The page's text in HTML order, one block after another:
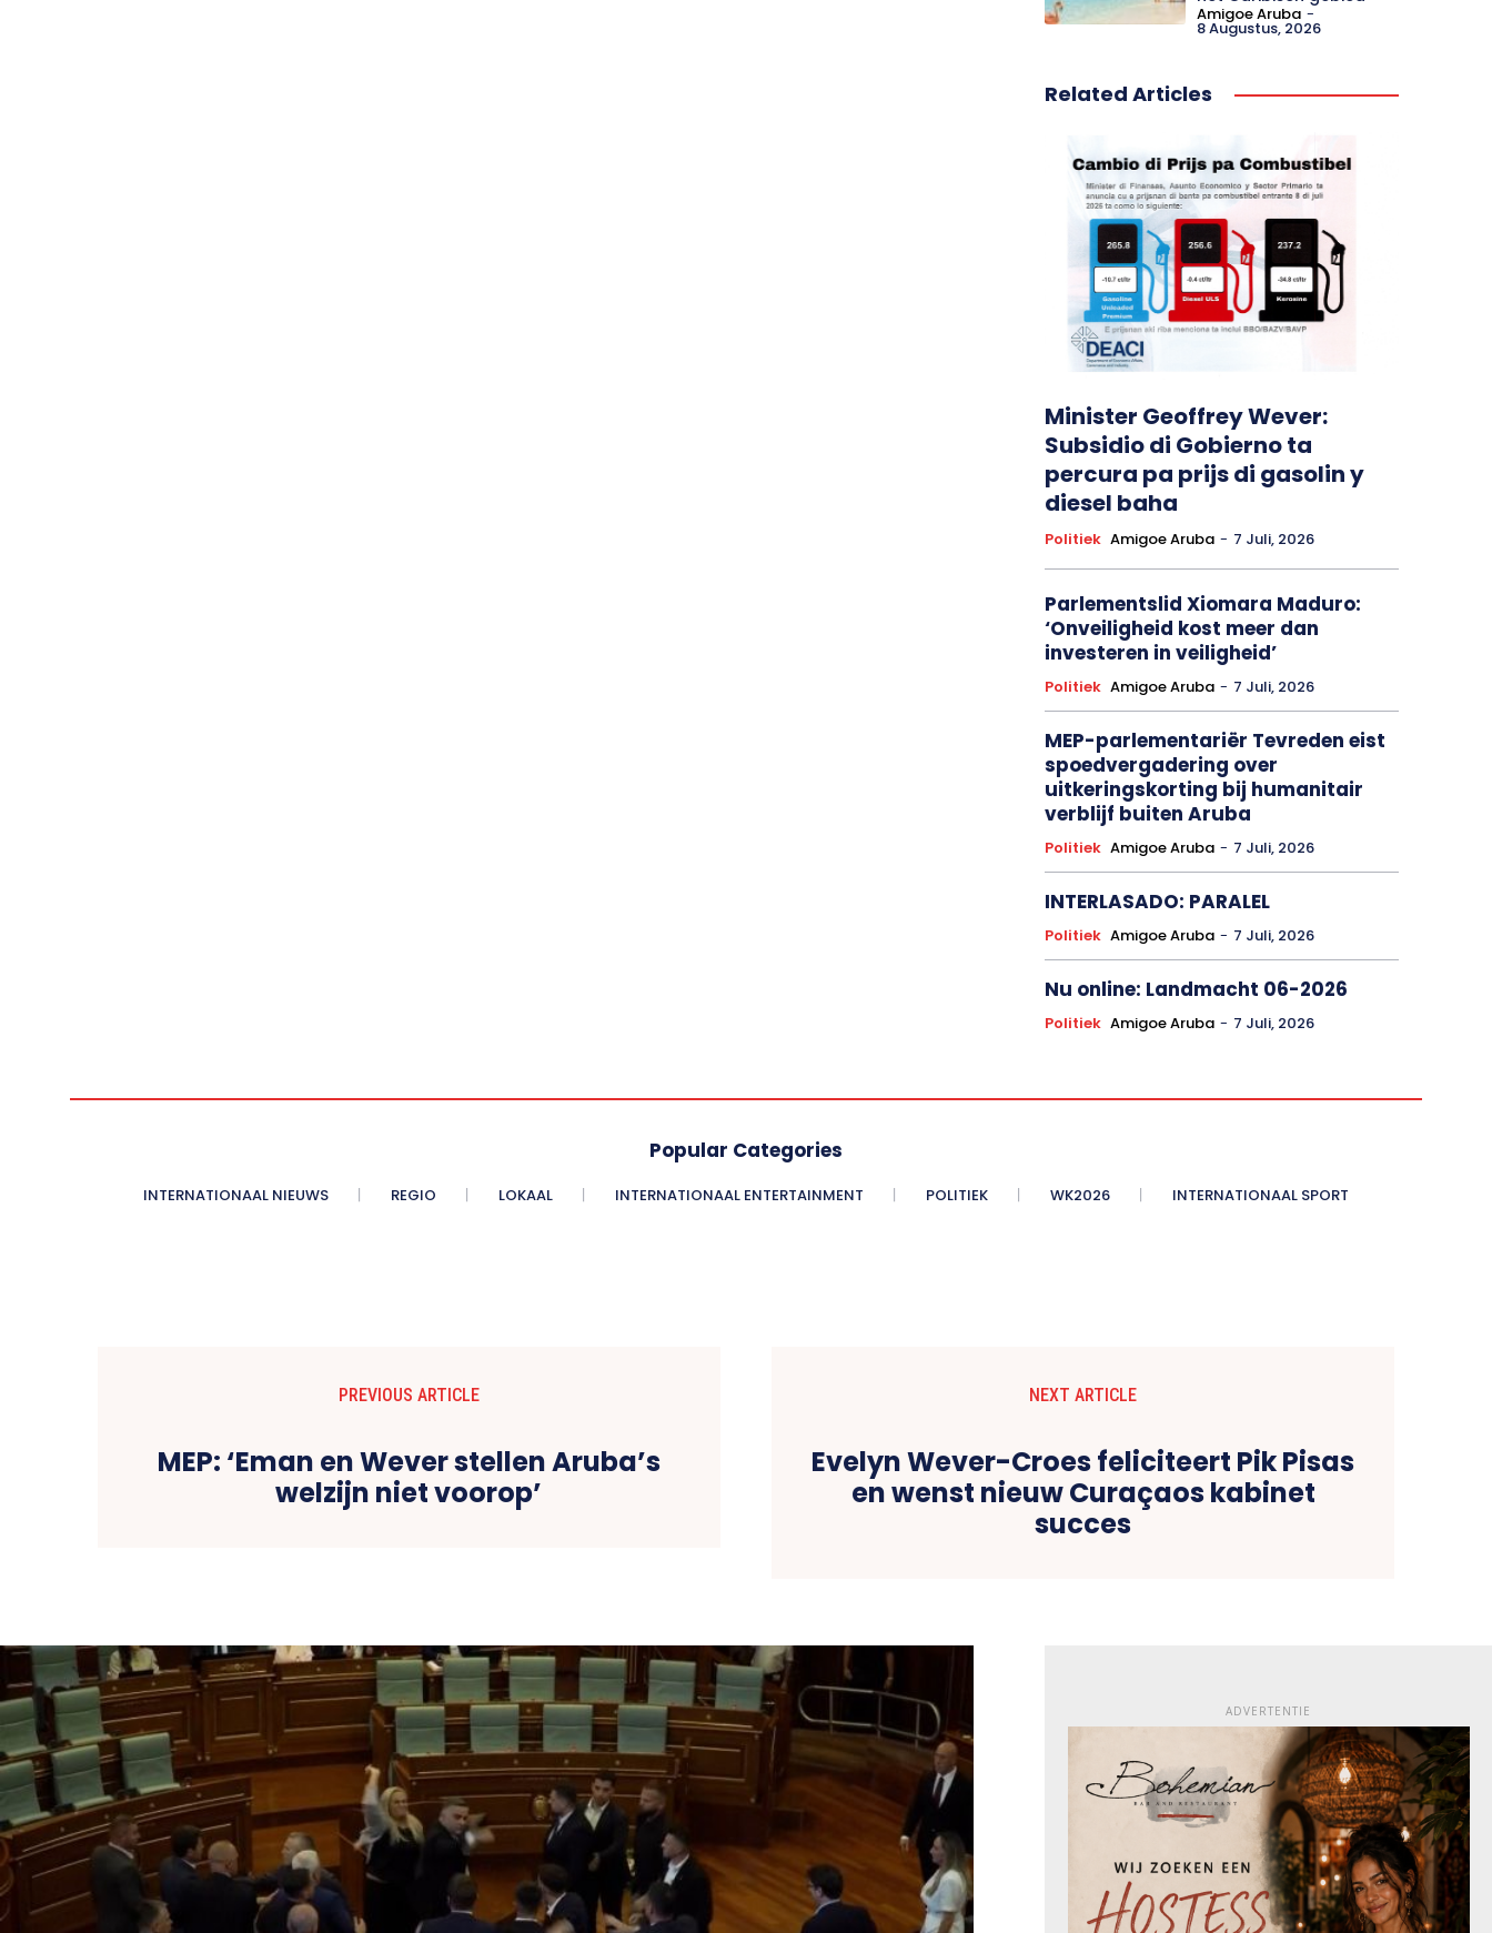
Amigoe Aruba -
8 Augustus, 2026
Related Articles
Minister Geoffrey Wever:
Subsidio di Gobierno ta
percura pa prijs di gasolin y
diesel baha
Politiek Amigoe Aruba - 7 Juli, 2026
Parlementslid Xiomara Maduro:
‘Onveiligheid kost meer dan
investeren in veiligheid’
Politiek Amigoe Aruba - 7 Juli, 2026
MEP-parlementariër Tevreden eist
spoedvergadering over
uitkeringskorting bij humanitair
verblijf buiten Aruba
Politiek Amigoe Aruba - 7 Juli, 2026
INTERLASADO: PARALEL
Politiek Amigoe Aruba - 7 Juli, 2026
Nu online: Landmacht 06-2026
Politiek Amigoe Aruba - 7 Juli, 2026
Popular Categories
INTERNATIONAAL NIEUWS REGIO LOKAAL INTERNATIONAAL ENTERTAINMENT POLITIEK WK2026 INTERNATIONAAL SPORT
PREVIOUS ARTICLE
MEP: ‘Eman en Wever stellen Aruba’s
welzijn niet voorop’
NEXT ARTICLE
Evelyn Wever-Croes feliciteert Pik Pisas
en wenst nieuw Curaçaos kabinet
succes